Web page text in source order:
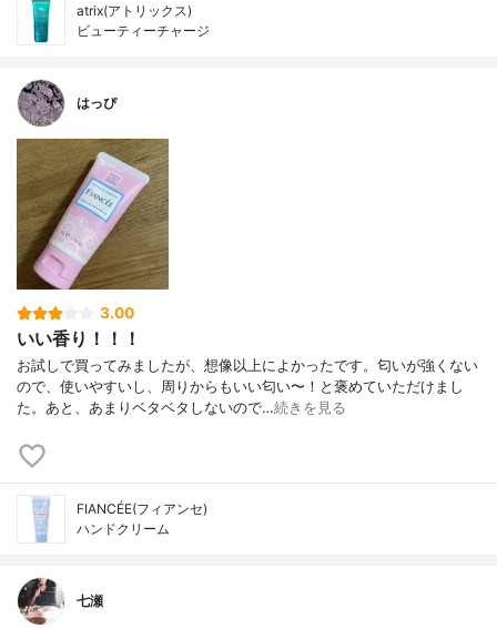
atrix(アトリックス)
ビューティーチャージ
はっぴ
3.00
いい香り！！！
お試しで買ってみましたが、想像以上によかったです。匂いが強くない
ので、使いやすいし、周りからもいい匂い〜！と褒めていただけまし
た。あと、あまりベタベタしないので…続きを見る
FIANCÉE(フィアンセ)
ハンドクリーム
七瀬